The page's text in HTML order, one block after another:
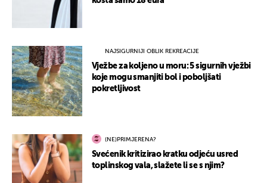
NAJSIGURNIJI OBLIK REKREACIJE
Vježbe za koljeno u moru: 5 sigurnih vježbi
koje mogu smanjiti bol i poboljšati
pokretljivost
(NE)PRIMJERENA?
Svećenik kritizirao kratku odjeću usred
toplinskog vala, slažete li se s njim?